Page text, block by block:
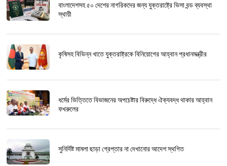
বাংলাদেশসহ ৫০ দেশের নাগরিকদের জন্য যুক্তরাষ্ট্রে ভিসা বন্ড ব্যবস্থা
স্থায়ী
কৃষিসহ বিভিন্ন খাতে যুক্তরাষ্ট্রকে বিনিয়োগের আহ্বান প্রধানমন্ত্রীর
ধর্মের ভিত্তিতে বিভাজনের অপচেষ্টার বিরুদ্ধে ঐক্যবদ্ধ থাকার আহ্বান
ফখরুলের
সুনির্দিষ্ট মামলা ছাড়া গ্রেপ্তার না দেখানোর আদেশ স্থগিত